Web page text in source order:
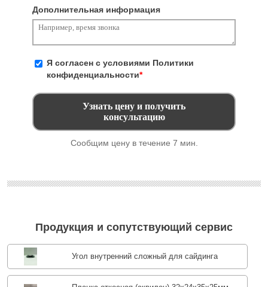
Дополнительная информация
Я согласен с условиями Политики
конфиденциальности*
Сообщим цену в течение 7 мин.
Продукция и сопутствующий сервис
Угол внутренний сложный для сайдинга